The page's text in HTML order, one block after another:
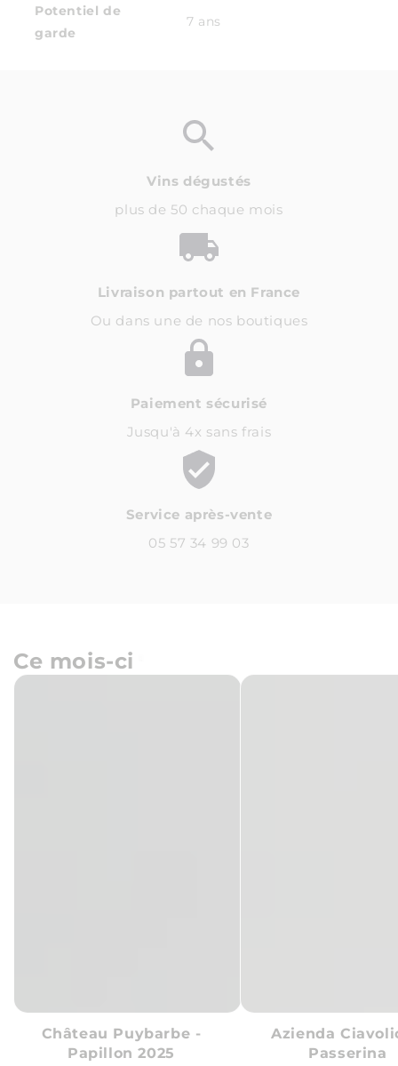
Potentiel de
garde
7 ans
Vins dégustés
plus de 50 chaque mois
Livraison partout en France
Ou dans une de nos boutiques
Paiement sécurisé
Jusqu'à 4x sans frais
Service après-vente
05 57 34 99 03
Ce mois-ci
Château
Château Puybarbe -
Papillon 2025
Azienda
Azienda
Passerina